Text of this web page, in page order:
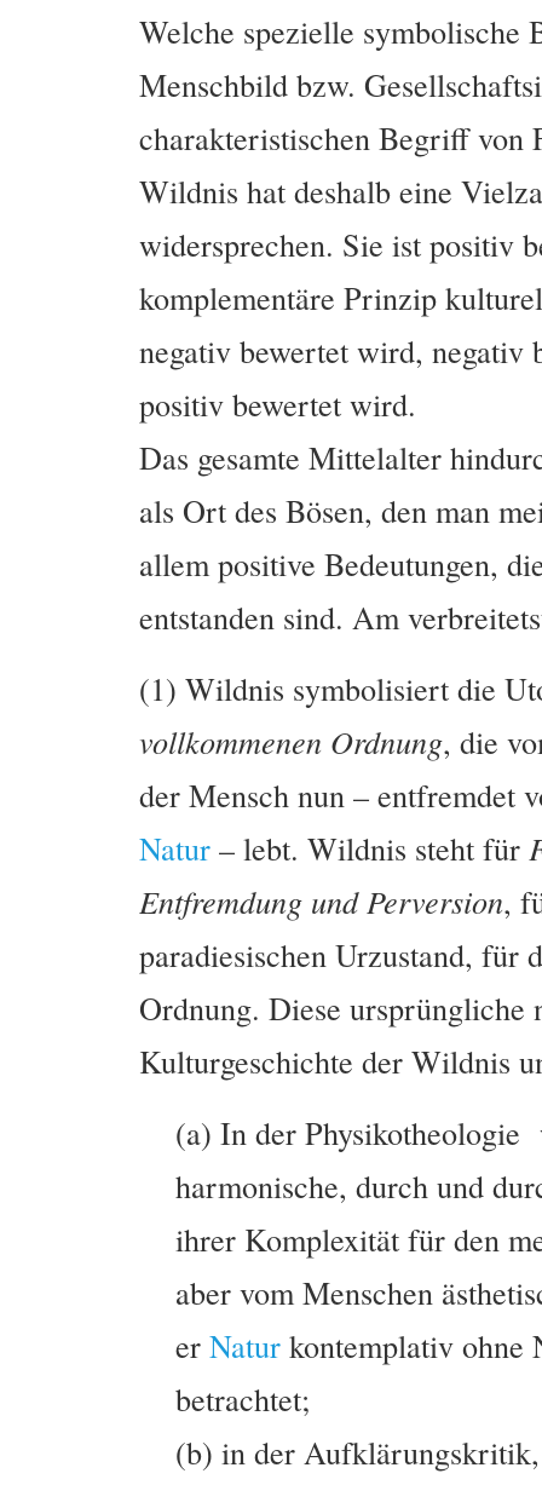
Welche spezielle symbolische
Menschbild bzw.
charakteristischen Begriff
Wildnis hat deshalb eine
widersprechen. Sie ist positiv
komplementäre Prinzip
negativ bewertet wird, negativ
positiv bewertet wird.
Das gesamte Mittelalter
als Ort des Bösen, den man
allem positive Bedeutungen,
entstanden sind. Am
(1) Wildnis symbolisiert die
vollkommenen Ordnung, die
der Mensch nun – entfremdet
Natur – lebt. Wildnis steht für
Entfremdung und Perversion,
paradiesischen Urzustand, für
Ordnung. Diese
Kulturgeschichte der Wildnis
(a) In der Physikotheologie
harmonische, durch und
ihrer Komplexität für den
aber vom Menschen
er Natur kontemplativ ohne
betrachtet;
(b) in der